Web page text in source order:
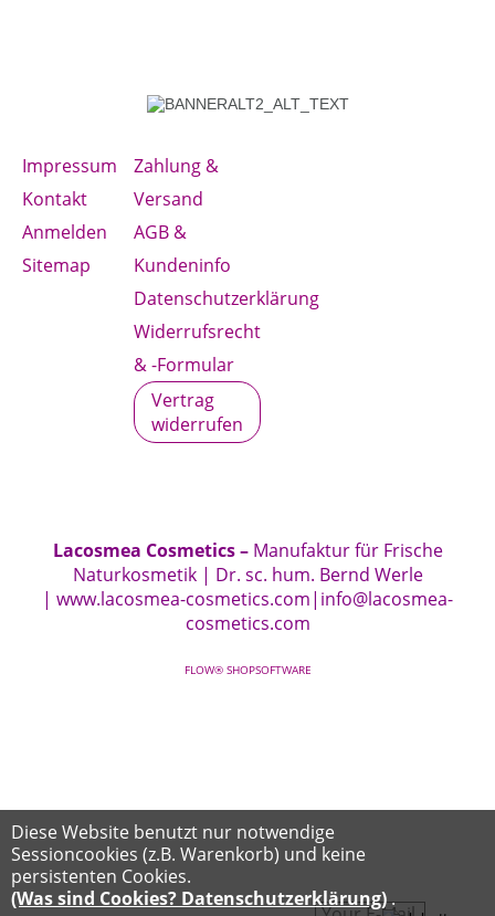
Diese Website benutzt nur notwendige
Sessioncookies (z.B. Warenkorb) und keine
persistenten Cookies.
(Was sind Cookies? Datenschutzerklärung).
Impressum
Kontakt
Anmelden
Sitemap
Zahlung &
Versand
AGB &
Kundeninfo
Datenschutzerklärung
Widerrufsrecht
& -Formular
Vertrag
widerrufen
Lacosmea Cosmetics – Manufaktur für Frische
Naturkosmetik | Dr. sc. hum. Bernd Werle
| www.lacosmea-cosmetics.com| info@lacosmea-
cosmetics.com
FLOW® SHOPSOFTWARE